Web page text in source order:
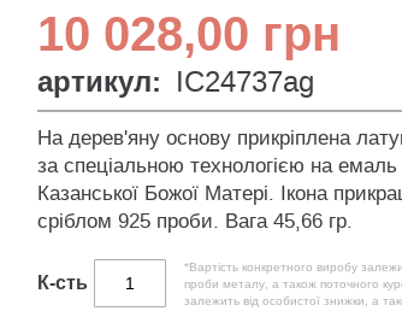
10 028,00 грн
артикул: IC24737ag
На дерев'яну основу прикріплена
за спеціальною технологією на
Казанської Божої Матері. Ікона
сріблом 925 проби. Вага 45,66 гр.
К-сть
*Вартість конкретного виробу
проби металу, а також поточного
залежить від особистої знижки, а